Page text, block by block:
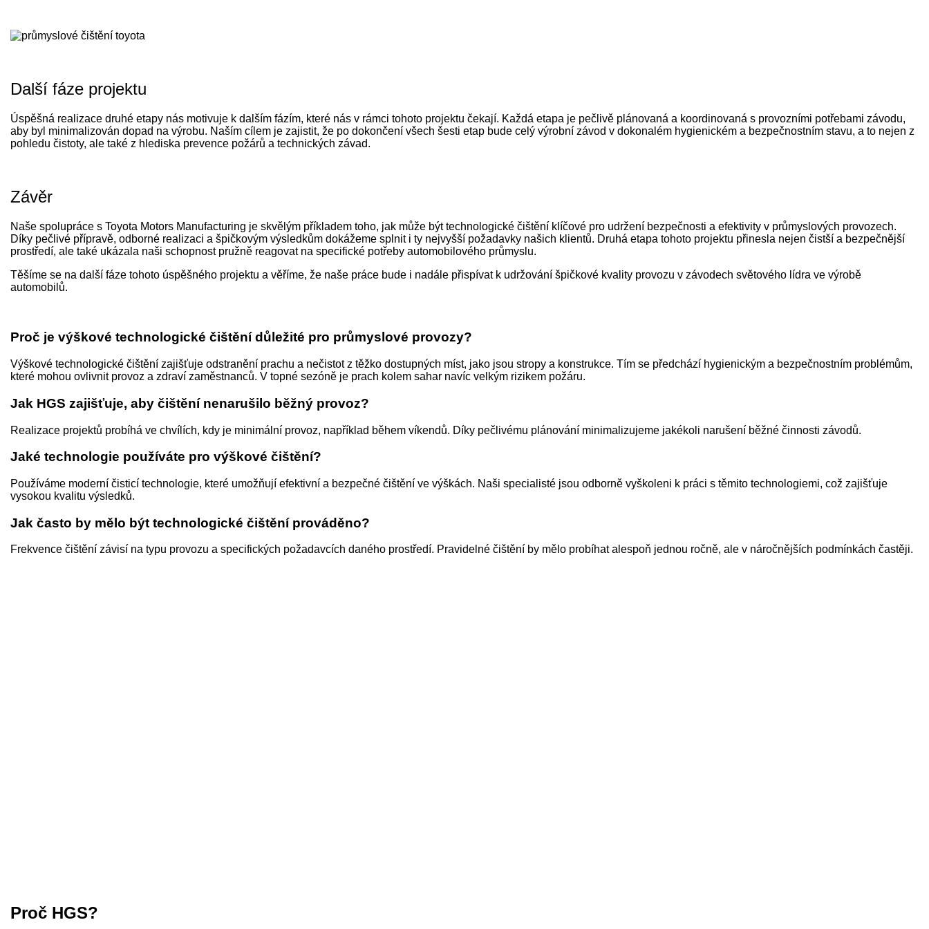
Další fáze projektu
Úspěšná realizace druhé etapy nás motivuje k dalším fázím, které nás v rámci tohoto projektu čekají. Každá etapa je pečlivě plánovaná a koordinovaná s provozními potřebami závodu,
aby byl minimalizován dopad na výrobu. Naším cílem je zajistit, že po dokončení všech šesti etap bude celý výrobní závod v dokonalém hygienickém a bezpečnostním stavu, a to nejen z
pohledu čistoty, ale také z hlediska prevence požárů a technických závad.
Závěr
Naše spolupráce s Toyota Motors Manufacturing je skvělým příkladem toho, jak může být technologické čištění klíčové pro udržení bezpečnosti a efektivity v průmyslových provozech.
Díky pečlivé přípravě, odborné realizaci a špičkovým výsledkům dokážeme splnit i ty nejvyšší požadavky našich klientů. Druhá etapa tohoto projektu přinesla nejen čistší a bezpečnější
prostředí, ale také ukázala naši schopnost pružně reagovat na specifické potřeby automobilového průmyslu.
Těšíme se na další fáze tohoto úspěšného projektu a věříme, že naše práce bude i nadále přispívat k udržování špičkové kvality provozu v závodech světového lídra ve výrobě
automobilů.
Proč je výškové technologické čištění důležité pro průmyslové provozy?
Výškové technologické čištění zajišťuje odstranění prachu a nečistot z těžko dostupných míst, jako jsou stropy a konstrukce. Tím se předchází hygienickým a bezpečnostním problémům,
které mohou ovlivnit provoz a zdraví zaměstnanců. V topné sezóně je prach kolem sahar navíc velkým rizikem požáru.
Jak HGS zajišťuje, aby čištění nenarušilo běžný provoz?
Realizace projektů probíhá ve chvílích, kdy je minimální provoz, například během víkendů. Díky pečlivému plánování minimalizujeme jakékoli narušení běžné činnosti závodů.
Jaké technologie používáte pro výškové čištění?
Používáme moderní čisticí technologie, které umožňují efektivní a bezpečné čištění ve výškách. Naši specialisté jsou odborně vyškoleni k práci s těmito technologiemi, což zajišťuje
vysokou kvalitu výsledků.
Jak často by mělo být technologické čištění prováděno?
Frekvence čištění závisí na typu provozu a specifických požadavcích daného prostředí. Pravidelné čištění by mělo probíhat alespoň jednou ročně, ale v náročnějších podmínkách častěji.
Proč HGS?